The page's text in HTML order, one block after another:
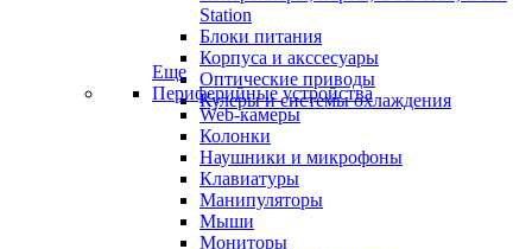
Station
Блоки питания
Корпуса и акссесуары
Оптические приводы
Кулеры и системы охлаждения
Еще
Периферийные устройства
Web-камеры
Колонки
Наушники и микрофоны
Клавиатуры
Манипуляторы
Мыши
Мониторы